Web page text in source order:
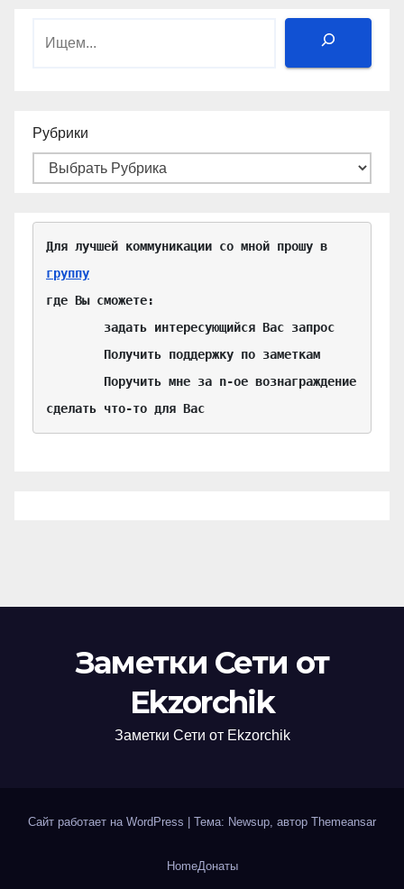
Поиск
Рубрики
группу
где Вы сможете:
сделать что-то для Вас
Заметки Сети от
Ekzorchik
Заметки Сети от Ekzorchik
Сайт работает на WordPress Тема: Newsup, автор Themeansar
HomeДонаты